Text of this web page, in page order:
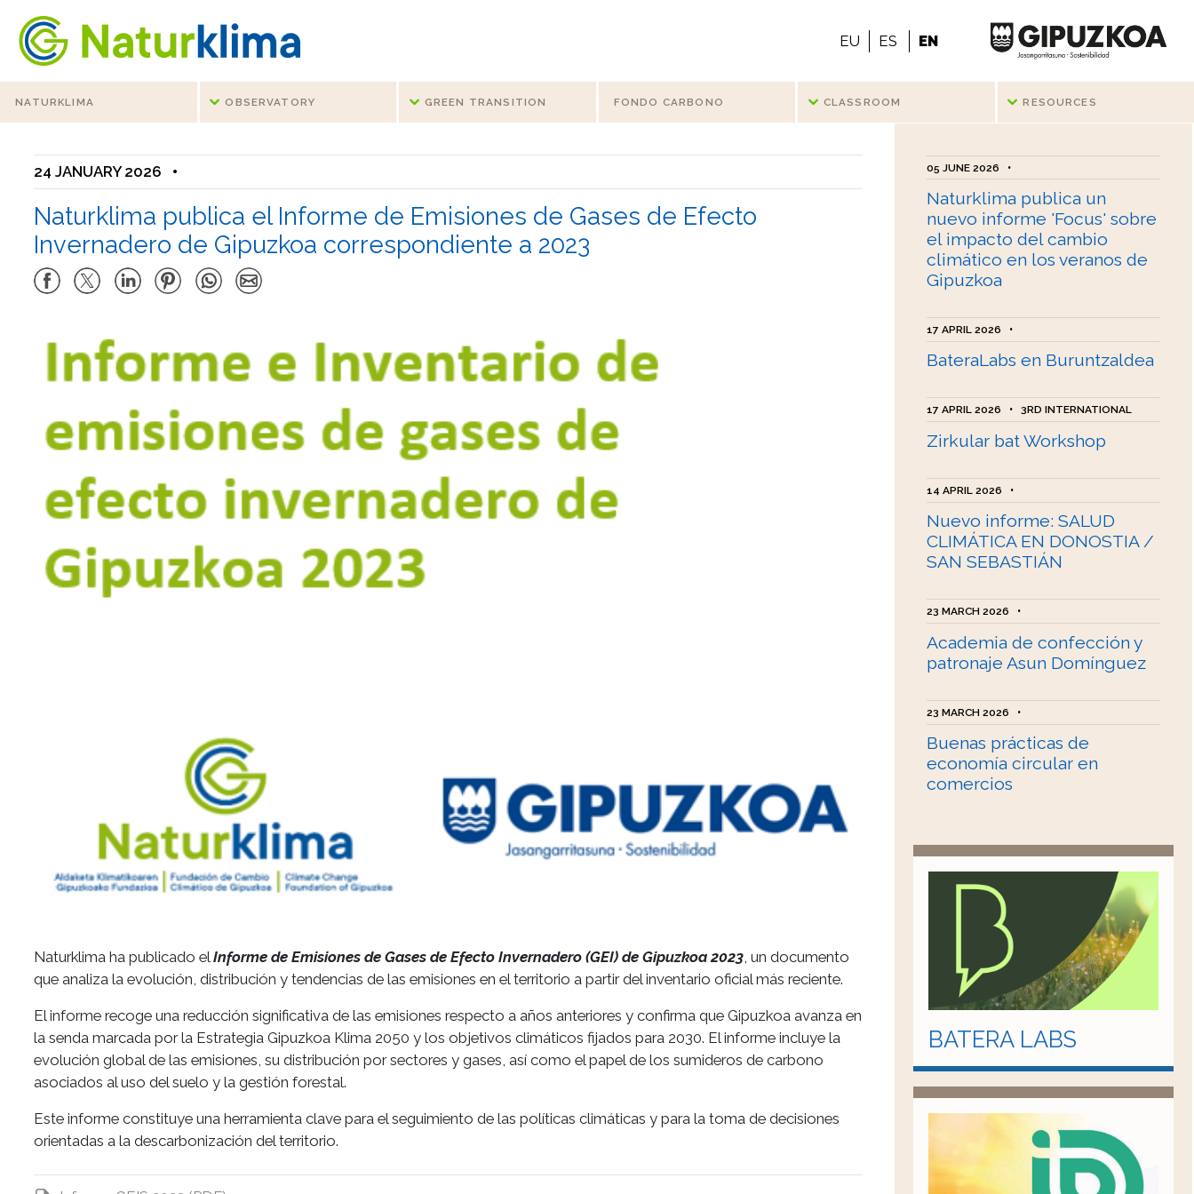
Go to the index
Go to the content
EU ES EN
NATURKLIMA OBSERVATORY GREEN TRANSITION FONDO CARBONO CLASSROOM RESOURCES
24 JANUARY 2026 •
Naturklima publica el Informe de Emisiones de Gases de Efecto
Invernadero de Gipuzkoa correspondiente a 2023
Naturklima ha publicado elInforme de Emisiones de Gases de Efecto Invernadero (GEI) de Gipuzkoa 2023, un documento
que analiza la evolución, distribución y tendencias de las emisiones en el territorio a partir del inventario oficial más reciente.
El informe recoge una reducción significativa de las emisiones respecto a años anteriores y confirma que Gipuzkoa avanza en
la senda marcada por la Estrategia Gipuzkoa Klima 2050 y los objetivos climáticos fijados para 2030. El informe incluye la
evolución global de las emisiones, su distribución por sectores y gases, así como el papel de los sumideros de carbono
asociados al uso del suelo y la gestión forestal.
Este informe constituye una herramienta clave para el seguimiento de las políticas climáticas y para la toma de decisiones
orientadas a la descarbonización del territorio.
05 JUNE 2026 •
Naturklima publica un
nuevo informe 'Focus' sobre
el impacto del cambio
climático en los veranos de
Gipuzkoa
17 APRIL 2026 •
BateraLabs en Buruntzaldea
17 APRIL 2026 • 3RD INTERNATIONAL
Zirkular bat Workshop
14 APRIL 2026 •
Nuevo informe: SALUD
CLIMÁTICA EN DONOSTIA /
SAN SEBASTIÁN
23 MARCH 2026 •
Academia de confección y
patronaje Asun Domínguez
23 MARCH 2026 •
Buenas prácticas de
economía circular en
comercios
BATERA LABS